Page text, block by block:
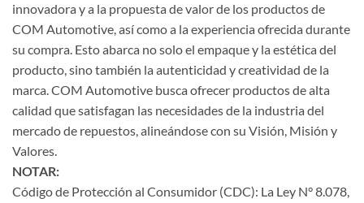
innovadora y a la propuesta de valor de los productos de
COM Automotive, así como a la experiencia ofrecida durante
su compra. Esto abarca no solo el empaque y la estética del
producto, sino también la autenticidad y creatividad de la
marca. COM Automotive busca ofrecer productos de alta
calidad que satisfagan las necesidades de la industria del
mercado de repuestos, alineándose con su Visión, Misión y
Valores.
NOTAR:
Código de Protección al Consumidor (CDC): La Ley N° 8.078,